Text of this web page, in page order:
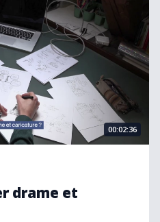
00:02:36
drame et